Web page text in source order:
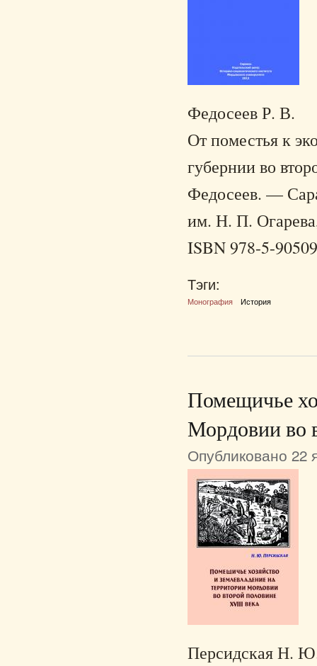
Федосеев Р. В.
От поместья к
губернии во
Федосеев. —
им. Н. П.
ISBN 978-5-
Тэги:
Монография История
Помещичье
Мордовии во
Опубликовано 22
Персидская Н.